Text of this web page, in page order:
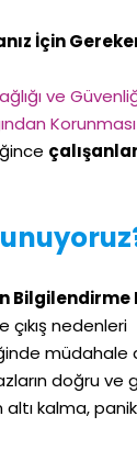
İçin
ve
Bilgilendirme
çıkış nedenleri
müdahale
doğru ve
kalma,